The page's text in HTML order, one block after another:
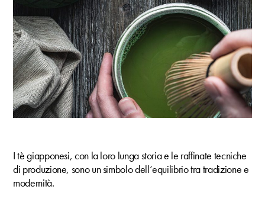
I tè giapponesi, con la loro lunga storia e le raffinate tecniche
di produzione, sono un simbolo dell’equilibrio tra tradizione e
modernità.